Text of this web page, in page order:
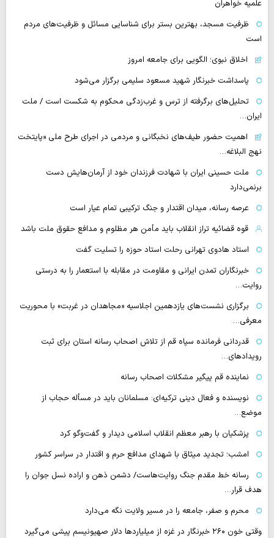
علمیه خواهران
ظرفیت مسجد، بهترین بستر برای شناسایی مسائل و ظرفیت‌های مردم
است
اخلاق نبوی؛ الگویی برای جامعه امروز
پاسداشت خبرنگار شهید مسعود سلیمی برگزار می‌شود
تحلیل‌های برگرفته از ترس و غرب‌زدگی محکوم به شکست است / ملت
ایران…
اهمیت حضور طیف‌های نخبگانی و مردمی در اجرای طرح ملی «پایتخت
نهج البلاغه…
ملت حسینی ایران با شهادت فرزندان خود از آرمان‌هایش دست
برنمی‌دارد
عرصه رسانه، میدان اقتدار و جنگ ترکیبی تمام عیار است
قوه قضائیه تراز انقلاب باید مأمن هر مظلوم و مدافع حقوق ملت باشد
استاد هادوی تهرانی رحلت استاد حوزه را تسلیت گفت
خبرنگاران تمدن ایرانی و مقاومت در مقابله با استعمار را به درستی
روایت…
برگزاری نشست‌های یازدهمین اجلاسیه «مجاهدان در غربت» با محوریت
معرفی…
قدردانی فرمانده سپاه قم از تلاش اصحاب رسانه استان برای ثبت
رویدادهای…
نماینده قم پیگیر مشکلات اصحاب رسانه
نویسنده و فعال دینی ترکیه‌ای: مسلمانان باید در مسأله حجاب از
موضع…
پزشکیان با رهبر معظم انقلاب اسلامی دیدار و گفت‌وگو کرد
امشب؛ تجدید میثاق با شهدای مدافع حرم و اقتدار در سراسر کشور
رسانه‌ خط مقدم جنگ روایت‌هاست/ دشمن ذهن و اراده نسل جوان را
هدف قرار…
محرم و صفر، جامعه را در مسیر ولایت نگه می‌دارد
وقتی خون ۲۶۰ خبرنگار در غزه از میلیاردها دلار صهیونیسم پیشی می‌گیرد